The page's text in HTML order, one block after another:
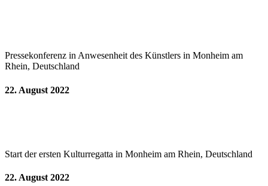
Pressekonferenz in Anwesenheit des Künstlers in Monheim am
Rhein, Deutschland
22. August 2022
Start der ersten Kulturregatta in Monheim am Rhein, Deutschland
22. August 2022